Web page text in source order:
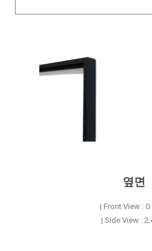
옆면
| Front View :
| Side View :